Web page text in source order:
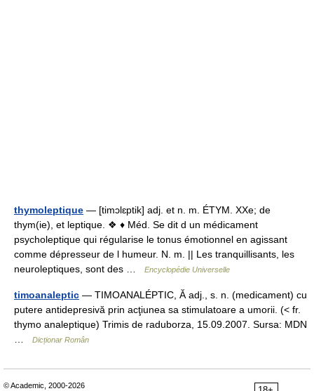
thymoleptique — [timɔlɛptik] adj. et n. m. ÉTYM. XXe; de
thym(ie), et leptique. ❖ ♦ Méd. Se dit d un médicament
psycholeptique qui régularise le tonus émotionnel en agissant
comme dépresseur de l humeur. N. m. || Les tranquillisants, les
neuroleptiques, sont des …
Encyclopédie Universelle
timoanaleptic — TIMOANALÉPTIC, Ă adj., s. n. (medicament) cu
putere antidepresivă prin acţiunea sa stimulatoare a umorii. (< fr.
thymo analeptique) Trimis de raduborza, 15.09.2007. Sursa: MDN
Dicționar Român
© Academic, 2000-2026